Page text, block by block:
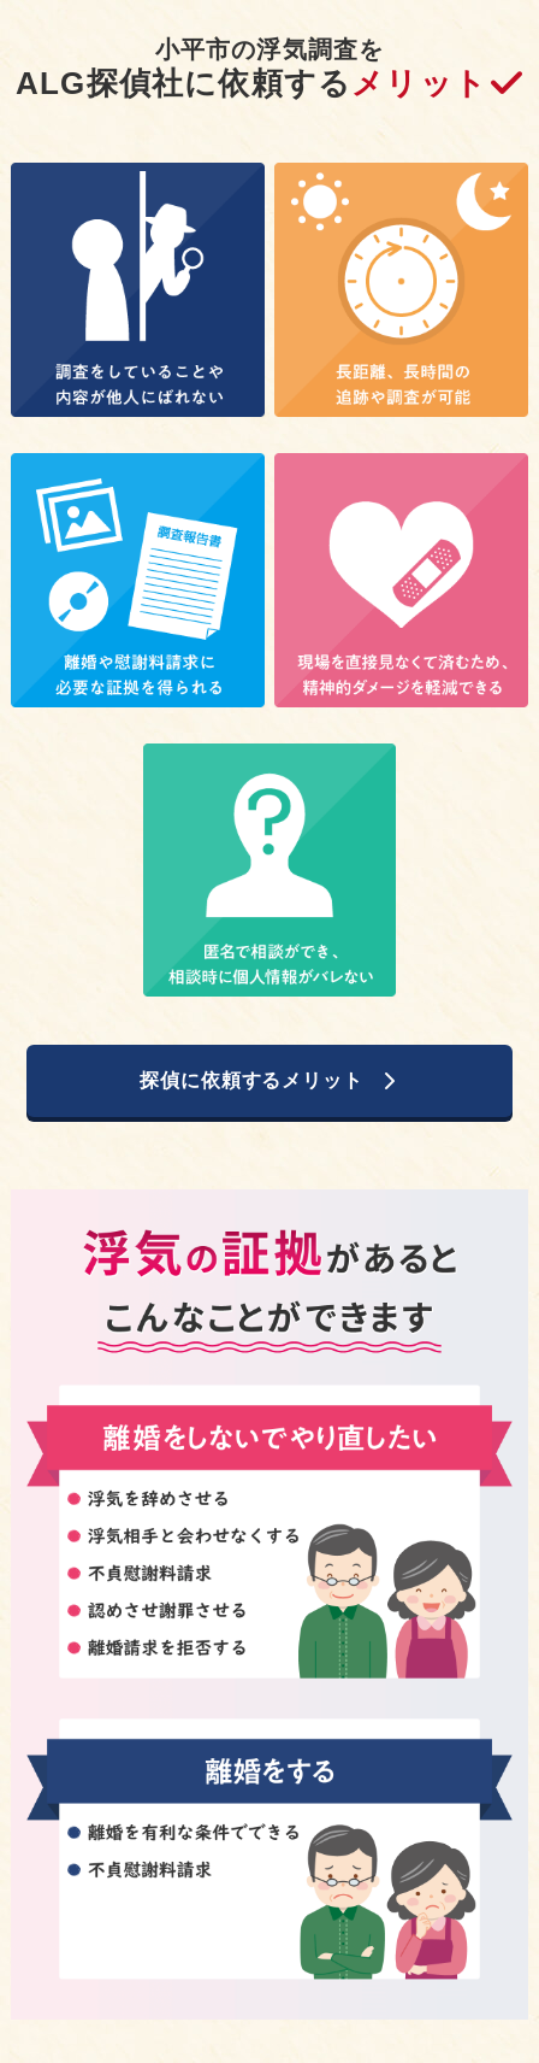
小平市の浮気調査を
ALG探偵社に依頼する メリット
探偵に依頼するメリット